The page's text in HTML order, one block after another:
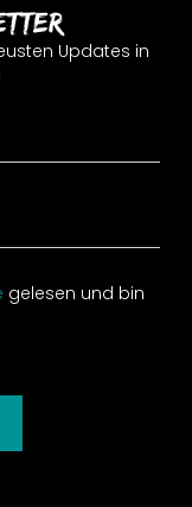
Updates in
gelesen und bin